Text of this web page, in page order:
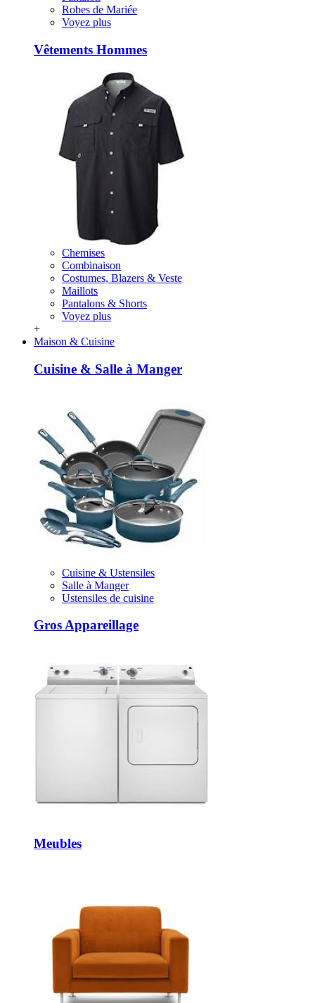
Robes de Mariée
Voyez plus
Vêtements Hommes
Chemises
Combinaison
Costumes, Blazers & Veste
Maillots
Pantalons & Shorts
Voyez plus
+
Maison & Cuisine
Cuisine & Salle à Manger
Cuisine & Ustensiles
Salle à Manger
Ustensiles de cuisine
Gros Appareillage
Meubles